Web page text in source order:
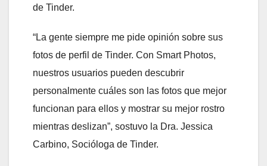
de Tinder.
“La gente siempre me pide opinión sobre sus
fotos de perfil de Tinder. Con Smart Photos,
nuestros usuarios pueden descubrir
personalmente cuáles son las fotos que mejor
funcionan para ellos y mostrar su mejor rostro
mientras deslizan”, sostuvo la Dra. Jessica
Carbino, Socióloga de Tinder.